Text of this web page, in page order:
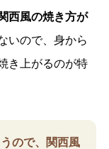
西風の焼き方が
いので、身から
き上がるのが特
ので、関西風